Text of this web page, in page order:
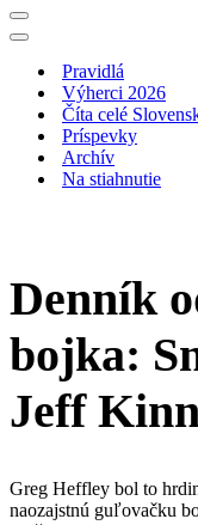
Menu
navigácie
Menu
navigáciePravidlá
Výherci 2026
Číta celé
Príspevky
Archív
Na stiahnutie
Denník
bojka:
Jeff
Greg Heffley bol to
naozajstnú guľovačku